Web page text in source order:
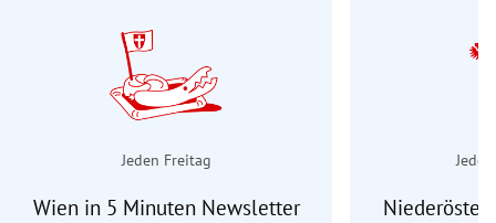
Jeden Freitag
Wien in 5 Minuten Newsletter